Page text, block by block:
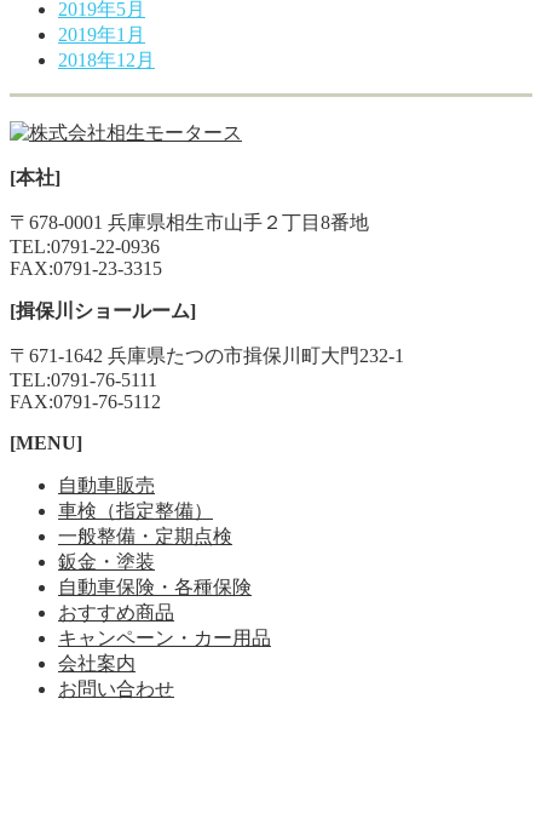
2019年5月
2019年1月
2018年12月
[本社]
〒678-0001 兵庫県相生市山手２丁目8番地
TEL:0791-22-0936
FAX:0791-23-3315
[揖保川ショールーム]
〒671-1642 兵庫県たつの市揖保川町大門232-1
TEL:0791-76-5111
FAX:0791-76-5112
[MENU]
自動車販売
車検（指定整備）
一般整備・定期点検
鈑金・塗装
自動車保険・各種保険
おすすめ商品
キャンペーン・カー用品
会社案内
お問い合わせ